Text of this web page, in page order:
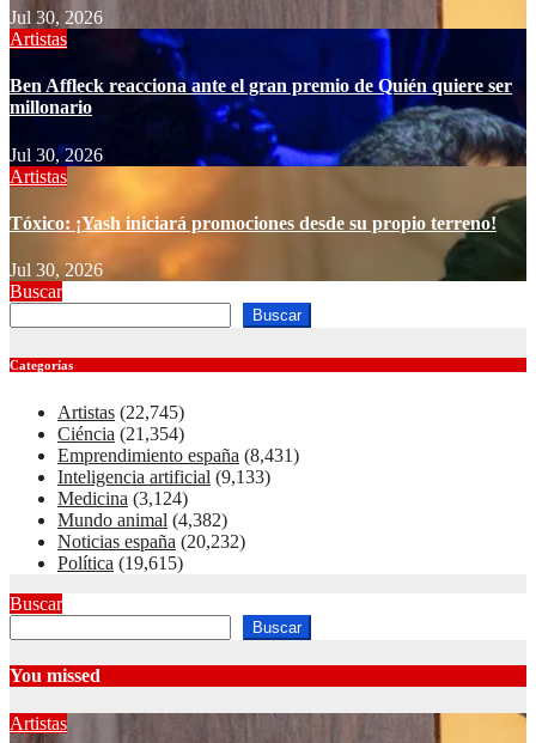
Jul 30, 2026
Artistas
Ben Affleck reacciona ante el gran premio de Quién quiere ser
millonario
Jul 30, 2026
Artistas
Tóxico: ¡Yash iniciará promociones desde su propio terreno!
Jul 30, 2026
Buscar
Buscar
Categorías
Artistas (22,745)
Ciéncia (21,354)
Emprendimiento españa (8,431)
Inteligencia artificial (9,133)
Medicina (3,124)
Mundo animal (4,382)
Noticias españa (20,232)
Política (19,615)
Buscar
Buscar
You missed
Artistas